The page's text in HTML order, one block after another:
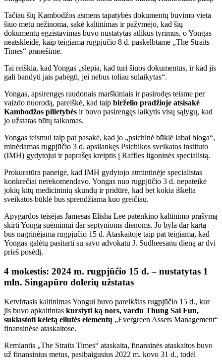
Tačiau šių Kambodžos asmens tapatybės dokumentų buvimo vieta
šiuo metu nežinoma, sakė kaltinimas ir pažymėjo, kad šių
dokumentų egzistavimas buvo nustatytas atlikus tyrimus, o Yongas
neatskleidė, kaip teigiama rugpjūčio 8 d. paskelbtame „The Straits
Times“ pranešime.
Tai reiškia, kad Yongas „slepia, kad turi šiuos dokumentus, ir kad jis
gali bandyti jais pabėgti, jei nebus toliau sulaikytas“.
Yongas, apsirengęs raudonais marškiniais ir pasirodęs teisme per
vaizdo nuorodą, pareiškė, kad taip birželio pradžioje atsisakė
Kambodžos pilietybės ir buvo pasirengęs laikytis visų sąlygų, kad
jo užstatas būtų taikomas.
Yongas teismui taip pat pasakė, kad jo „psichinė būklė labai bloga“,
minėdamas rugpjūčio 3 d. apsilankęs Psichikos sveikatos instituto
(IMH) gydytojui ir paprašęs kreiptis į Raffles ligoninės specialistą.
Prokuratūra paneigė, kad IMH gydytojo atmintinėje specialistas
konkrečiai nerekomendavo. Yongas nuo rugpjūčio 3 d. nepateikė
jokių kitų medicininių skundų ir pridūrė, kad bet kokia iškelta
sveikatos būklė bus sprendžiama kuo greičiau.
Apygardos teisėjas Jamesas Elisha Lee patenkino kaltinimo prašymą
skirti Yongą suėmimui dar septynioms dienoms. Jo byla dar kartą
bus nagrinėjama rugpjūčio 15 d. Ataskaitoje taip pat teigiama, kad
Yongas galėtų pasitarti su savo advokatu J. Sudheesanu dieną ar dvi
prieš posėdį.
4 mokestis: 2024 m. rugpjūčio 15 d. – nustatytas 1
mln. Singapūro dolerių užstatas
Ketvirtasis kaltinimas Yongui buvo pareikštas rugpjūčio 15 d., kur
jis buvo apkaltintas kurstyti ką nors, vardu Thung Sai Fun,
suklastoti keletą eilutės elementų „Evergreen Assets Management“
finansinėse ataskaitose.
Remiantis „The Straits Times“ ataskaita, finansinės ataskaitos buvo
už finansinius metus, pasibaigusius 2022 m. kovo 31 d., todėl